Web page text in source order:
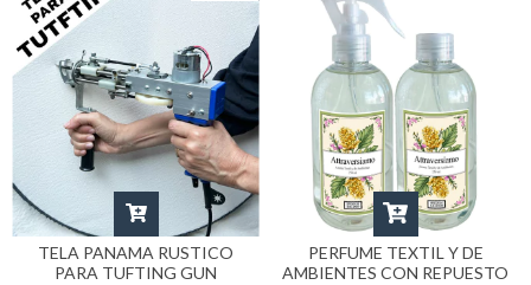
TELA PANAMA RUSTICO
PARA TUFTING GUN
PERFUME TEXTIL Y DE
AMBIENTES CON REPUESTO